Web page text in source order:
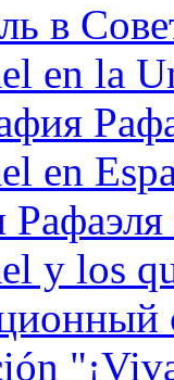
в
en la
en
y los